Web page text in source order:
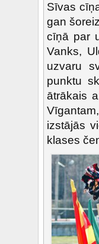
Sīvas
gan
cīņā par
Vanks,
uzvaru
punktu
ātrākais
izstājās
klases